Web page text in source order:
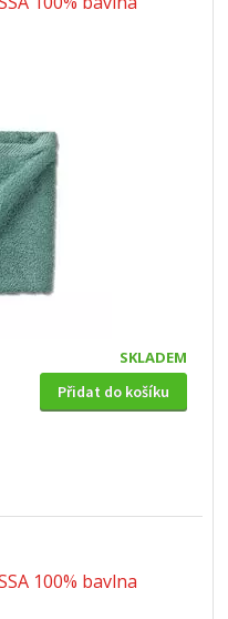
SKLADEM
Přidat do košíku
100% bavlna